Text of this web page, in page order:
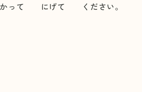
って にげて ください。